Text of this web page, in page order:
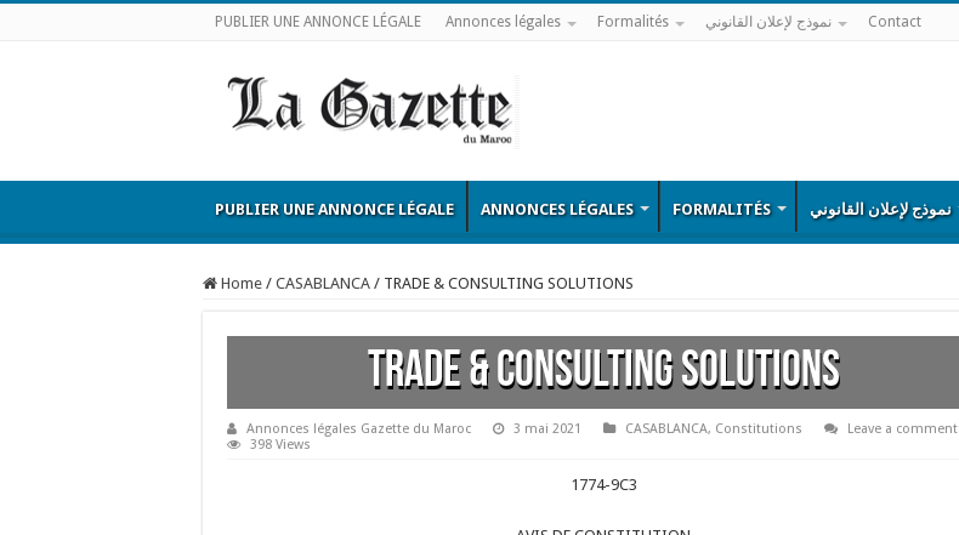
PUBLIER UNE ANNONCE LÉGALE Annonces légales Formalités نموذج لإعلان القانوني Contact
PUBLIER UNE ANNONCE LÉGALE ANNONCES LÉGALES FORMALITÉS نموذج لإعلان القانوني
Home / CASABLANCA / TRADE & CONSULTING SOLUTIONS
TRADE & CONSULTING SOLUTIONS
Annonces légales Gazette du Maroc 3 mai 2021 CASABLANCA, Constitutions
Leave a comment
398 Views
1774-9C3